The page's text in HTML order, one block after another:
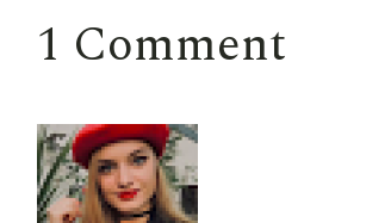
1 Comment